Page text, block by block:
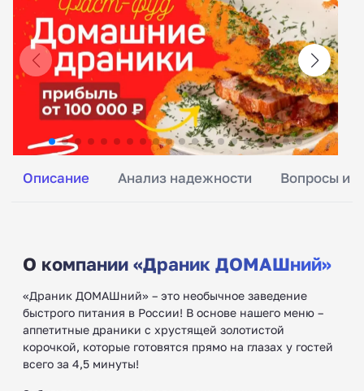
Описание Анализ надежности Вопросы и
О компании «Драник ДОМАШний»
«Драник ДОМАШний» – это необычное заведение
быстрого питания в России! В основе нашего меню –
аппетитные драники с хрустящей золотистой
корочкой, которые готовятся прямо на глазах у гостей
всего за 4,5 минуты!